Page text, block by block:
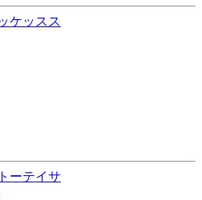
ケッスス
ーテイサ